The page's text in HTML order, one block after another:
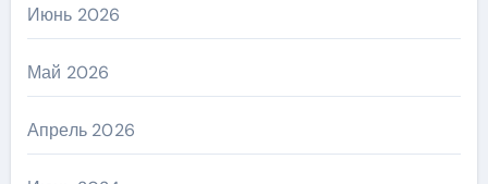
Июнь 2026
Май 2026
Апрель 2026